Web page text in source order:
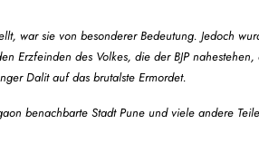
war sie von besonderer Bedeutung. Jedoch
Erzfeinden des Volkes, die der BJP
Dalit auf das brutalste Ermordet.
benachbarte Stadt Pune und viele andere